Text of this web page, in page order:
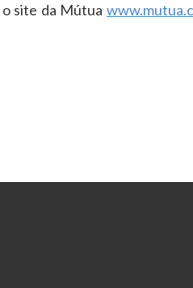
o site da Mútua